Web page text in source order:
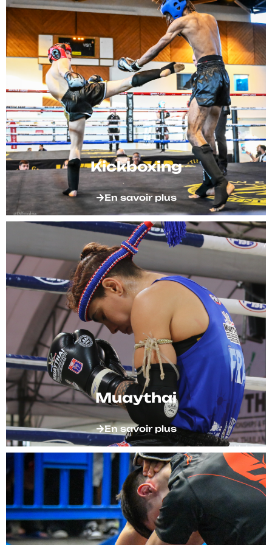
Kickboxing
En savoir plus
Muaythai
En savoir plus